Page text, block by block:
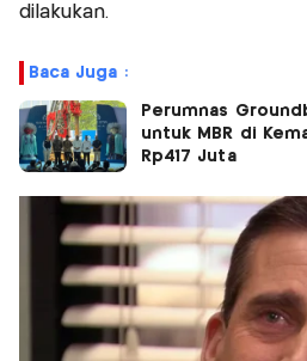
dilakukan.
Baca Juga :
Perumnas
untuk MBR di
Rp417 Juta